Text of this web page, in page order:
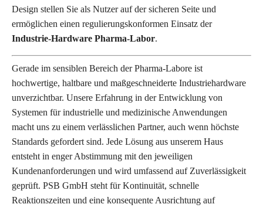
Design stellen Sie als Nutzer auf der sicheren Seite und
ermöglichen einen regulierungskonformen Einsatz der
Industrie-Hardware Pharma-Labor.
Gerade im sensiblen Bereich der Pharma-Labore ist
hochwertige, haltbare und maßgeschneiderte Industriehardware
unverzichtbar. Unsere Erfahrung in der Entwicklung von
Systemen für industrielle und medizinische Anwendungen
macht uns zu einem verlässlichen Partner, auch wenn höchste
Standards gefordert sind. Jede Lösung aus unserem Haus
entsteht in enger Abstimmung mit den jeweiligen
Kundenanforderungen und wird umfassend auf Zuverlässigkeit
geprüft. PSB GmbH steht für Kontinuität, schnelle
Reaktionszeiten und eine konsequente Ausrichtung auf